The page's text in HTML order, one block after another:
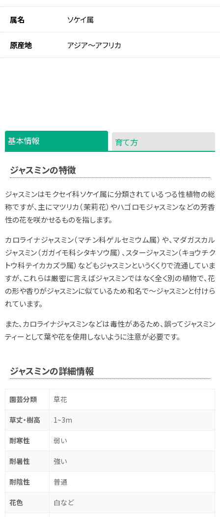
属名 ソケイ属
原産地 アジア～アフリカ
基本情報 育て方
ジャスミンの特徴
ジャスミンはモクセイ科ソケイ属に分類されているつる性植物の総
称ですが、主にマツリカ（茉莉花）やハゴロモジャスミンなどの芳香
性の花を咲かせるものを指します。
カロライナジャスミン（マチン科ゲルセミウム属）や、マダガスカル
ジャスミン（ガガイモ科シタキソウ属）、スタージャスミン（キョウチク
トウ科テイカカズラ属）などもジャスミンというくくりで流通していま
すが、これらは厳密に言えばジャスミンではなく全く別の植物で、花
の形や香りがジャスミンに似ているため和名で～ジャスミンと付けら
れています。
また、カロライナジャスミンなどは毒性があるため、誤ってジャスミン
ティーとして葉や花を使用しないように注意が必要です。
ジャスミンの詳細情報
園芸分類 草花
草丈・樹高 1~3m
耐寒性 弱い
耐暑性 強い
耐陰性 普通
花色 白など